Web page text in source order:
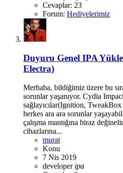
Cevaplar: 23
Forum: Hediyelerimiz
Duyuru Genel IPA
Electra)
Merhaba, bildiğimiz üzere bu
sorunlar yaşanıyor. Cydia
sağlayıcılar(Ignition,
herkes ara ara sorunlar
çalışma mantığına biraz
cihazlarına...
murat
Konu
7 Nis 2019
developer ipa